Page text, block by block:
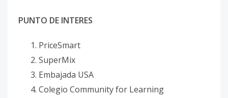
PUNTO DE INTERES
PriceSmart
SuperMix
Embajada USA
Colegio Community for Learning